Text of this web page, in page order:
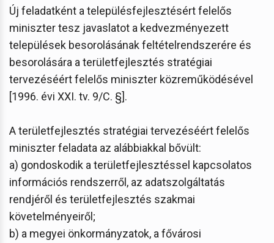
Új feladatként a településfejlesztésért felelős
miniszter tesz javaslatot a kedvezményezett
települések besorolásának feltételrendszerére és
besorolására a területfejlesztés stratégiai
tervezéséért felelős miniszter közreműködésével
[1996. évi XXI. tv. 9/C. §].
A területfejlesztés stratégiai tervezéséért felelős
miniszter feladata az alábbiakkal bővült:
a) gondoskodik a területfejlesztéssel kapcsolatos
információs rendszerről, az adatszolgáltatás
rendjéről és területfejlesztés szakmai
követelményeiről;
b) a megyei önkormányzatok, a fővárosi